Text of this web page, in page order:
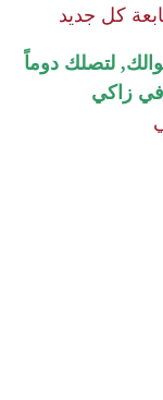
كل جديد
لتصلك دوماً
في زاكي